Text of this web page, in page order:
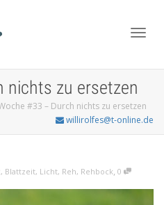
nichts zu ersetzen
#33 – Durch nichts zu ersetzen
willirolfes@t-online.de
, Blattzeit, Licht, Reh, Rehbock, 0